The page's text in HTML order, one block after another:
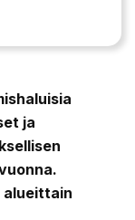
ja
alueittain